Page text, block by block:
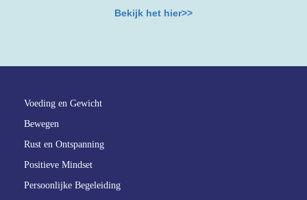
Bekijk het hier>>
Voeding en Gewicht
Bewegen
Rust en Ontspanning
Positieve Mindset
Persoonlijke Begeleiding